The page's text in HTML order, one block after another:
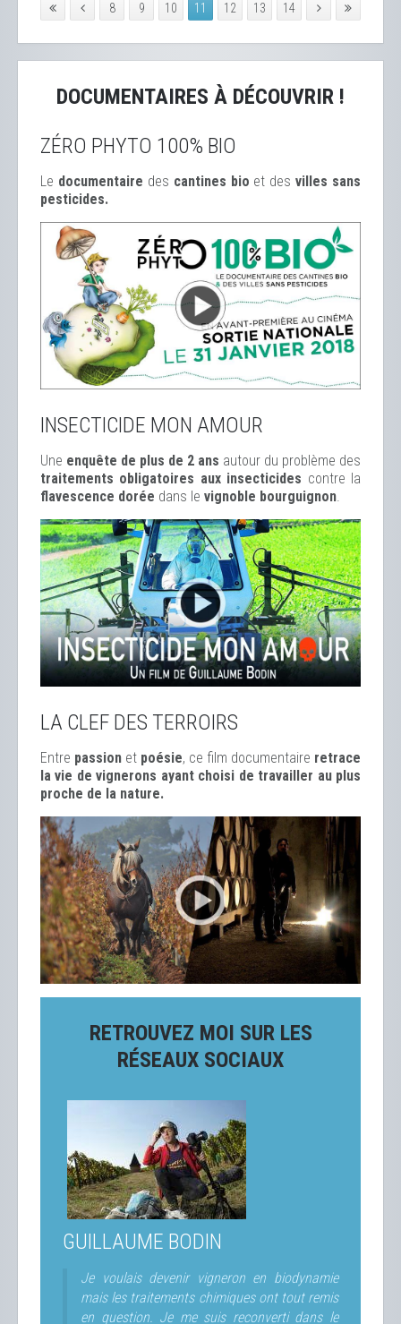
8 9 10 11 12 13 14
DOCUMENTAIRES À DÉCOUVRIR !
ZÉRO PHYTO 100% BIO
Le documentaire des cantines bio et desvilles sans
pesticides.
INSECTICIDE MON AMOUR
Une enquête de plus de 2 ans autour du problème des
traitements obligatoires aux insecticides contre la
flavescence dorée dans le vignoble bourguignon.
LA CLEF DES TERROIRS
Entre passion et poésie, ce film documentaire retrace
la vie de vignerons ayant choisi de travailler au plus
proche de la nature.
RETROUVEZ MOI SUR LES
RÉSEAUX SOCIAUX
GUILLAUME BODIN
Je voulais devenir vigneron en biodynamie
mais les traitements chimiques ont tout remis
en question. Je me suis reconverti dans le